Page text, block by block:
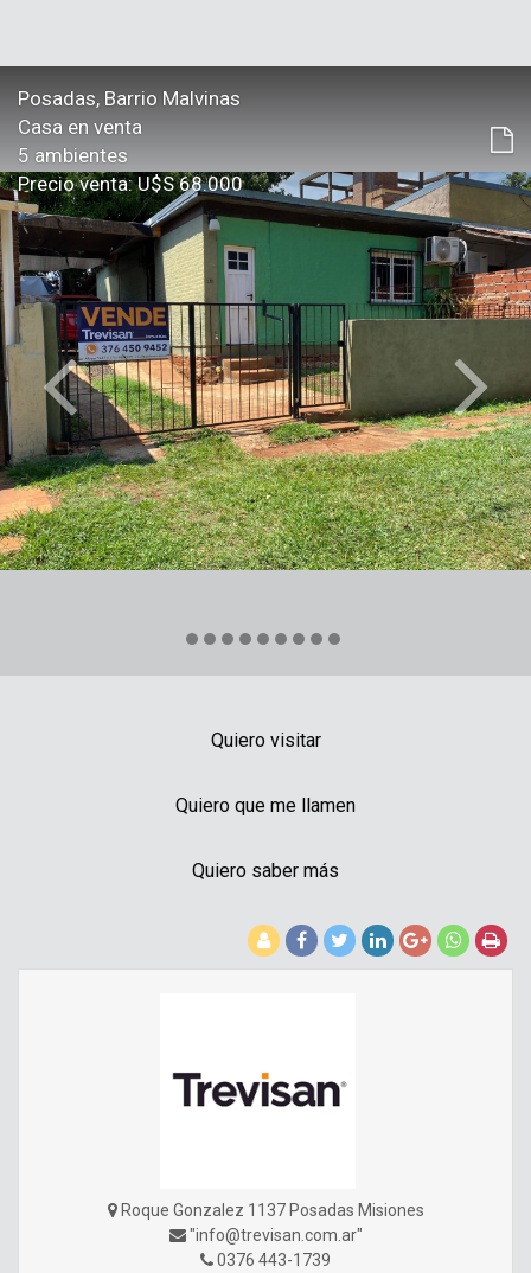
Posadas, Barrio Malvinas
Casa en venta
5 ambientes
Precio venta: U$S 68.000
Quiero visitar
Quiero que me llamen
Quiero saber más
Roque Gonzalez 1137 Posadas Misiones
"info@trevisan.com.ar"
0376 443-1739